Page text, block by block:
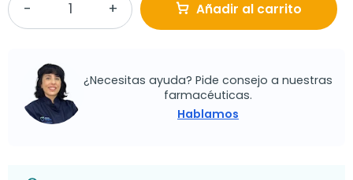
Añadir al carrito
¿Necesitas ayuda? Pide consejo a nuestras
farmacéuticas.
Hablamos